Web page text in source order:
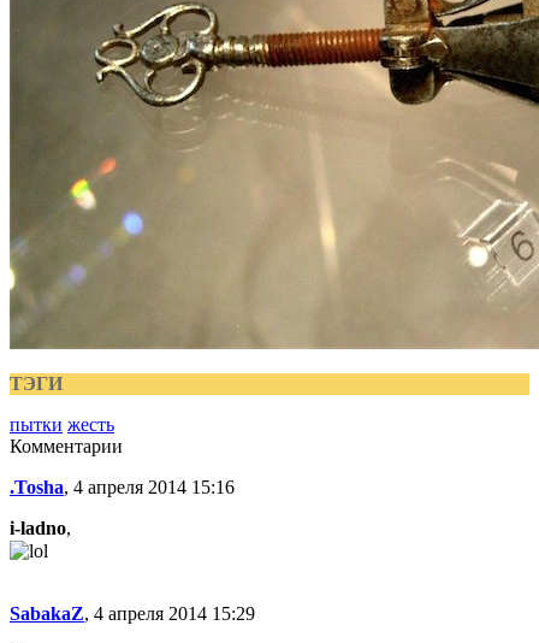
ТЭГИ
пытки жесть
Комментарии
.Tosha, 4 апреля 2014 15:16
i-ladno,
SabakaZ, 4 апреля 2014 15:29